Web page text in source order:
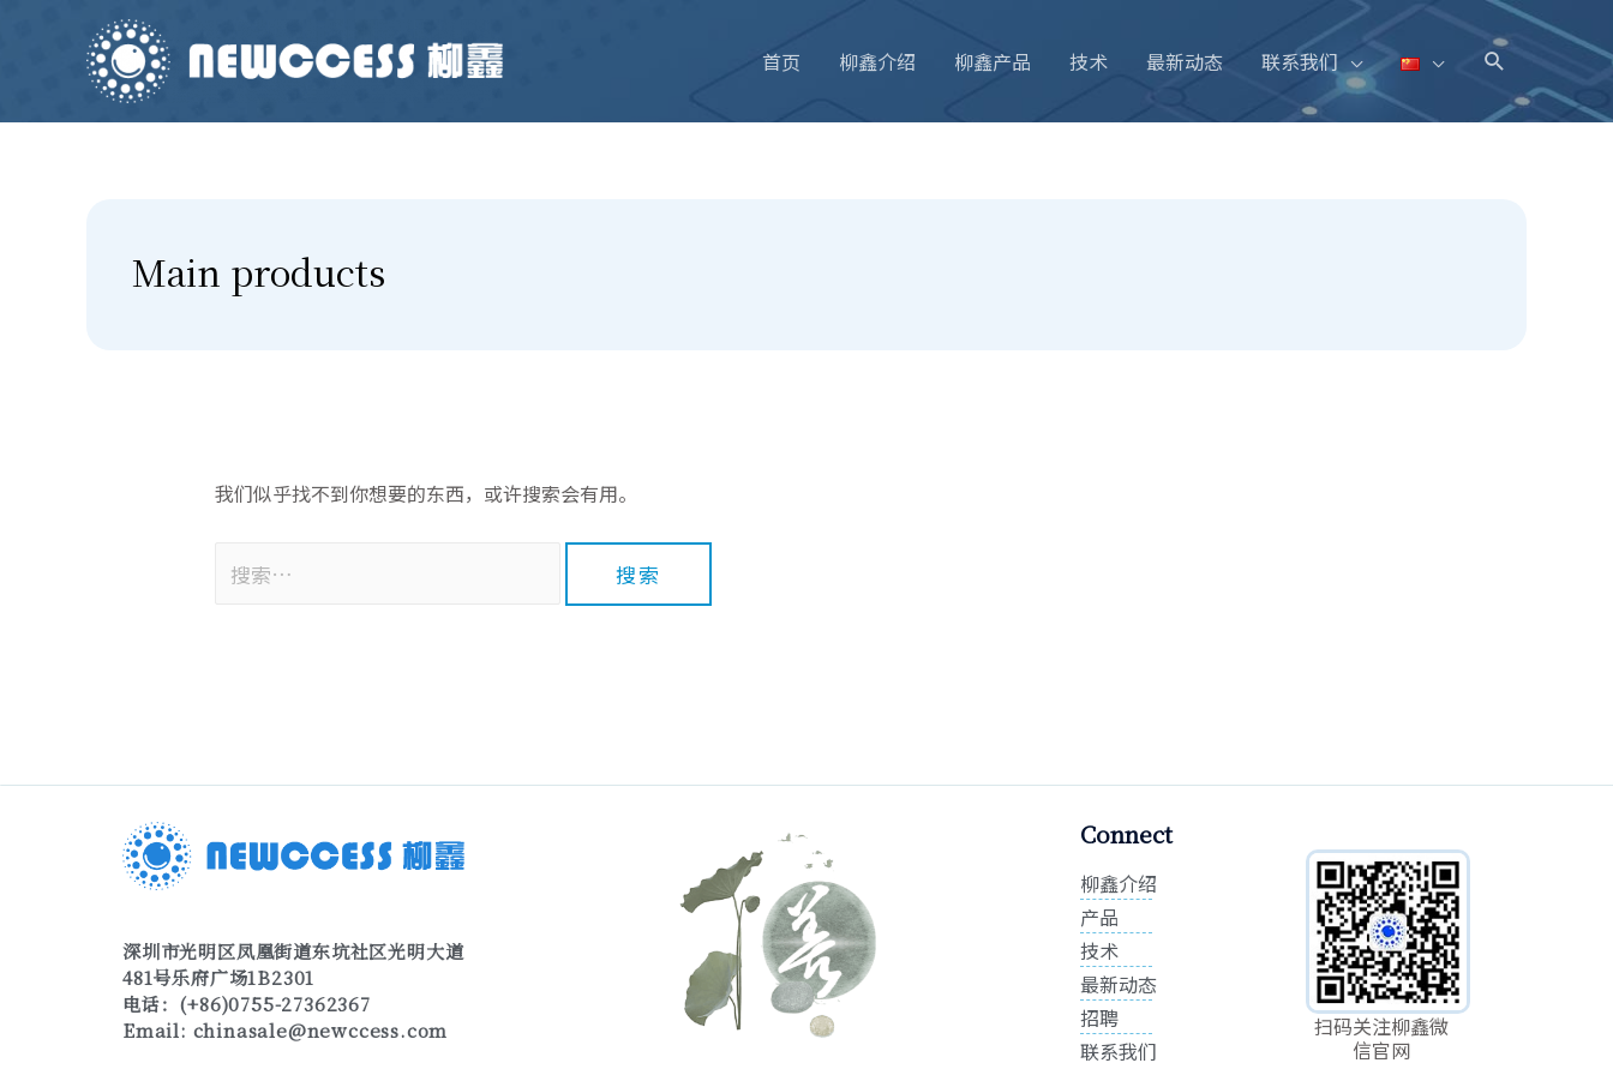
首页 柳鑫介绍 柳鑫产品 技术 最新动态 联系我们
Main products
我们似乎找不到你想要的东西，或许搜索会有用。
深圳市光明区凤凰街道东坑社区光明大道
481号乐府广场1B2301
电话：(+86)0755-27362367
Email: chinasale@newccess.com
Connect
柳鑫介绍
产品
技术
最新动态
招聘
联系我们
扫码关注柳鑫微
信官网